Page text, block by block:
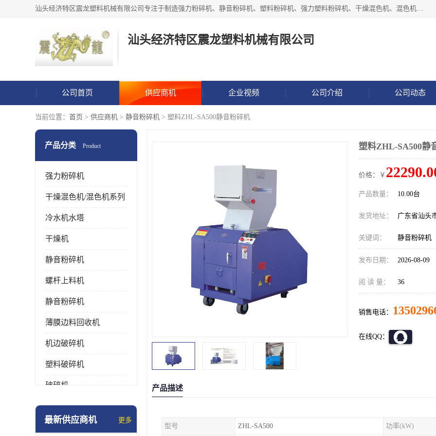
汕头经济特区震龙塑料机械有限公司专注于制造强力粉碎机、静音粉碎机、塑料粉碎机、强力塑料粉碎机、干燥混色机、混色机、冷水机、上料机等塑料辅助机械。
汕头经济特区震龙塑料机械有限公司
公司首页 供应商机 企业视频 公司介绍 公司动态
当前位置： 首页 > 供应商机 > 静音粉碎机 > 塑料ZHL-SA500静音粉碎机
产品分类 Product
强力粉碎机
干燥混色机/混色机系列
冷水机水塔
干燥机
静音粉碎机
螺杆上料机
静音粉碎机
薄膜边料回收机
机边破碎机
塑料破碎机
破碎机
强力粉碎机
最新供应商机 更多
塑料ZHL-SA500静
价格：￥
产品数量： 10.00台
发货地址： 广东省汕头
关键词： 静音粉碎机
发布日期： 2026-08-09
阅 读 量： 36
销售电话：
在线QQ：
产品描述
型号 ZHL-SA500 功率(kW)